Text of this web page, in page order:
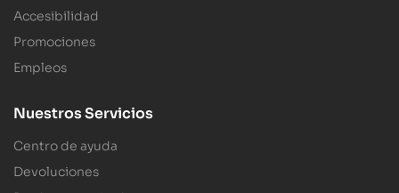
Accesibilidad
Promociones
Empleos
Nuestros Servicios
Centro de ayuda
Devoluciones